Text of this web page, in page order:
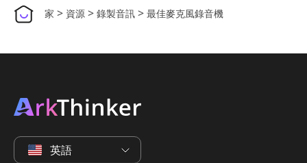
家 > 資源 > 錄製音訊 > 最佳麥克風錄音機
英語